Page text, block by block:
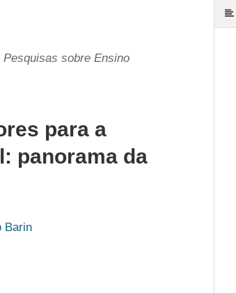
sobre Ensino
para a
panorama da
Barin